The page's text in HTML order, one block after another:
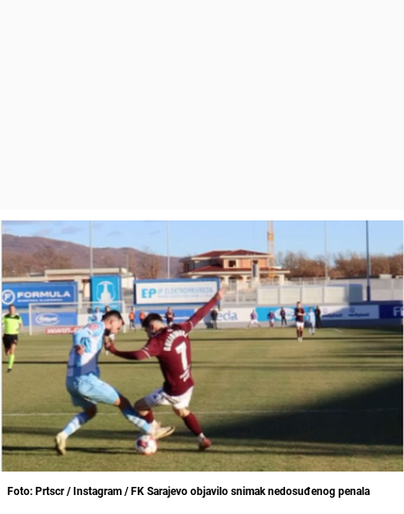
Foto: Prtscr / Instagram / FK Sarajevo objavilo snimak nedosuđenog penala